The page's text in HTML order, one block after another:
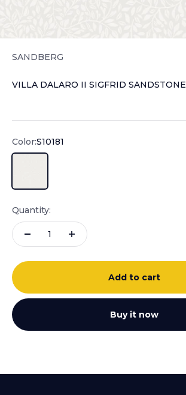
SANDBERG
VILLA DALARO II SIGFRID SANDSTONE
Color:S10181
Quantity:
Add to cart
Buy it now